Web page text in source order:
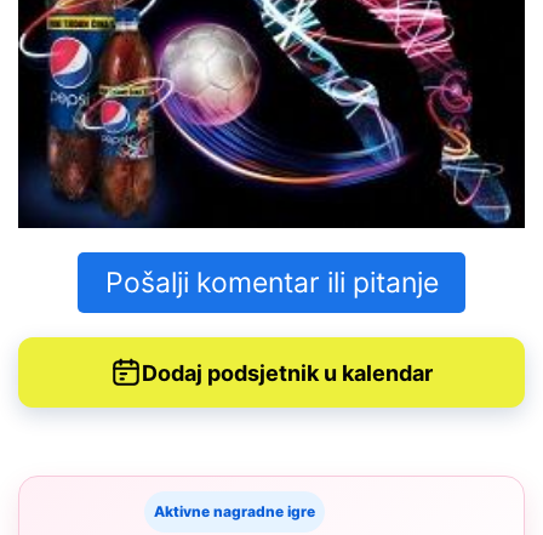
Pošalji komentar ili pitanje
Dodaj podsjetnik u kalendar
Aktivne nagradne igre